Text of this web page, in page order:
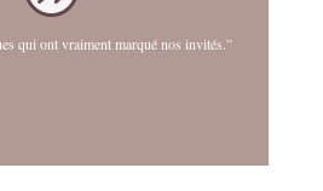
qui ont vraiment marqué nos invités.”